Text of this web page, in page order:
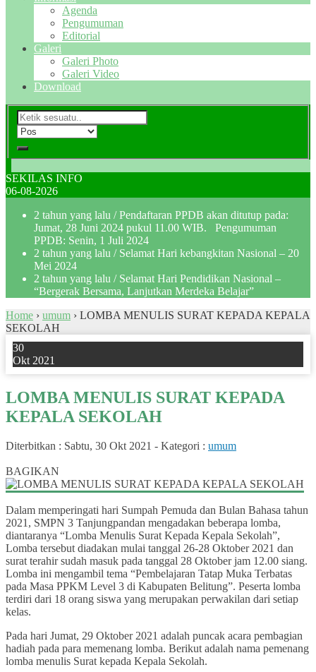
Agenda
Pengumuman
Editorial
Galeri
Galeri Photo
Galeri Video
Download
SEKILAS INFO
06-08-2026
2 tahun yang lalu / Pendaftaran PPDB akan ditutup pada:
Jumat, 28 Juni 2024 pukul 11.00 WIB. Pengumuman
PPDB: Senin, 1 Juli 2024
2 tahun yang lalu / Selamat Hari kebangkitan Nasional – 20
Mei 2024
2 tahun yang lalu / Selamat Hari Pendidikan Nasional –
“Bergerak Bersama, Lanjutkan Merdeka Belajar”
Home › umum › LOMBA MENULIS SURAT KEPADA KEPALA
SEKOLAH
30
Okt 2021
LOMBA MENULIS SURAT KEPADA
KEPALA SEKOLAH
Diterbitkan : Sabtu, 30 Okt 2021 - Kategori : umum
BAGIKAN
Dalam memperingati hari Sumpah Pemuda dan Bulan Bahasa tahun
2021, SMPN 3 Tanjungpandan mengadakan beberapa lomba,
diantaranya “Lomba Menulis Surat Kepada Kepala Sekolah”,
Lomba tersebut diadakan mulai tanggal 26-28 Oktober 2021 dan
surat terahir sudah masuk pada tanggal 28 Oktober jam 12.00 siang.
Lomba ini mengambil tema “Pembelajaran Tatap Muka Terbatas
pada Masa PPKM Level 3 di Kabupaten Belitung”. Peserta lomba
terdiri dari 18 orang siswa yang merupakan perwakilan dari setiap
kelas.
Pada hari Jumat, 29 Oktober 2021 adalah puncak acara pembagian
hadiah pada para memenang lomba. Berikut adalah nama pemenang
lomba menulis Surat kepada Kepala Sekolah.